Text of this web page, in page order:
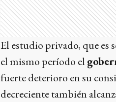
El estudio privado, que es
el mismo período el
fuerte deterioro en su
decreciente también